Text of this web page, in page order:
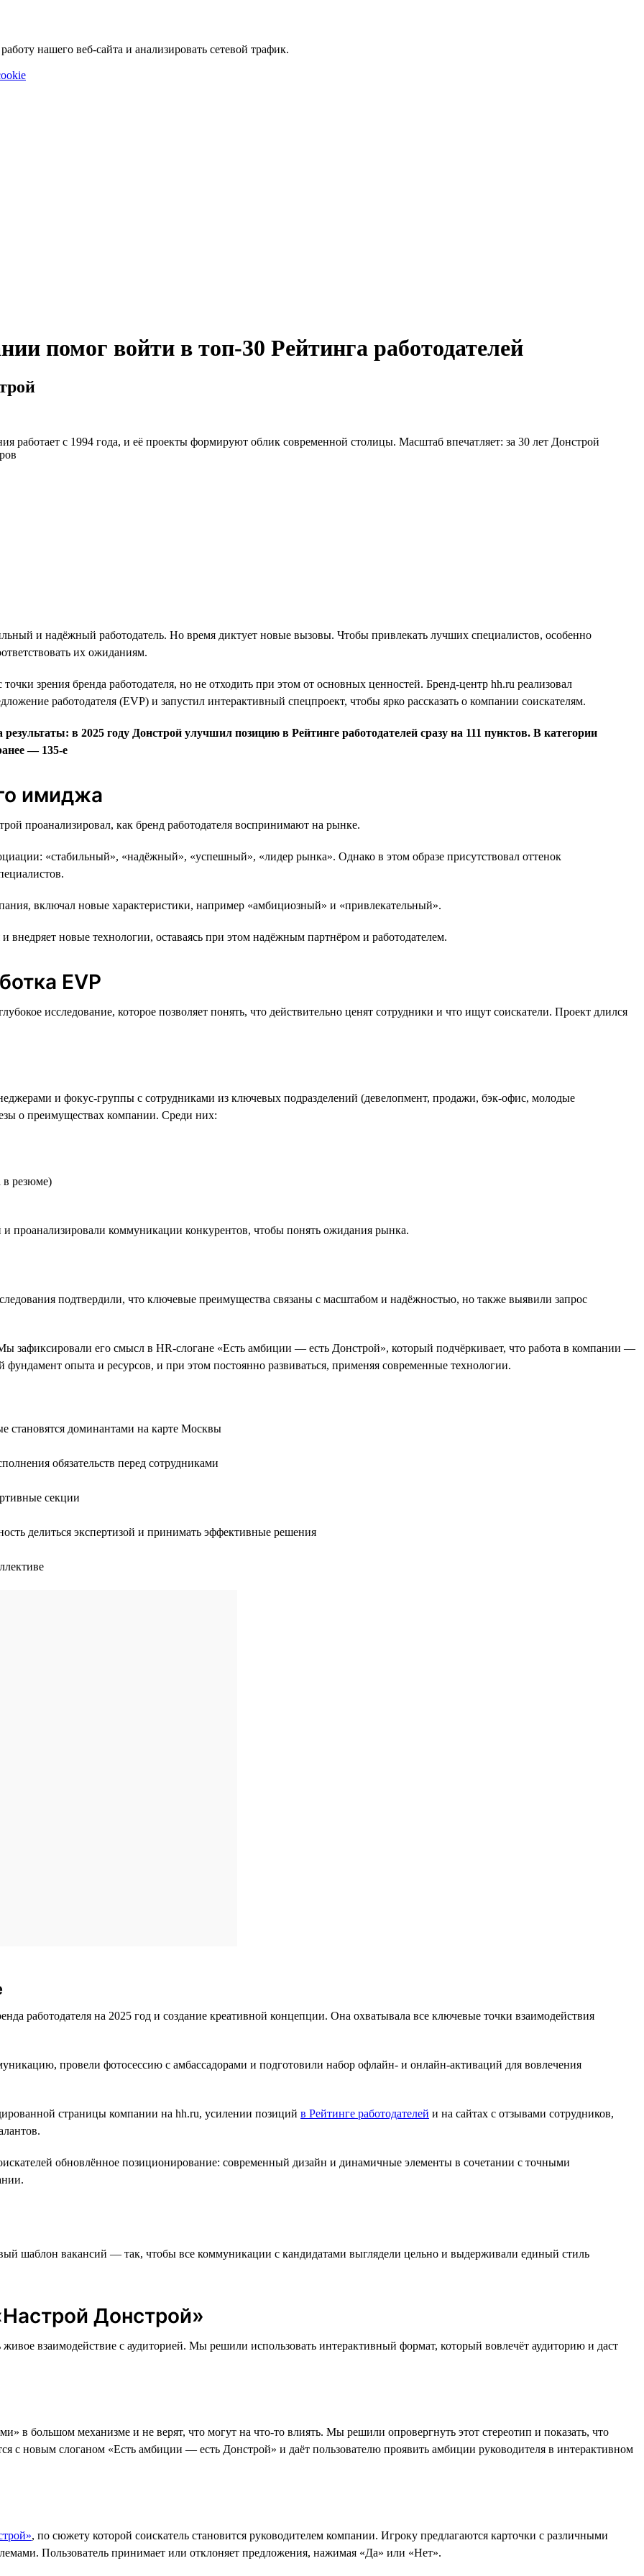
нашего веб-сайта и анализировать сетевой трафик.
помог войти в топ-30 Рейтинга работодателей
с 1994 года, и её проекты формируют облик современной столицы. Масштаб впечатляет: за 30 лет Донстрой
и надёжный работодатель. Но время диктует новые вызовы. Чтобы привлекать лучших специалистов, особенно
их ожиданиям.
зрения бренда работодателя, но не отходить при этом от основных ценностей. Бренд-центр hh.ru реализовал
работодателя (EVP) и запустил интерактивный спецпроект, чтобы ярко рассказать о компании соискателям.
в 2025 году Донстрой улучшил позицию в Рейтинге работодателей сразу на 111 пунктов. В категории
— 135-е
имиджа
проанализировал, как бренд работодателя воспринимают на рынке.
«стабильный», «надёжный», «успешный», «лидер рынка». Однако в этом образе присутствовал оттенок
включал новые характеристики, например «амбициозный» и «привлекательный».
внедряет новые технологии, оставаясь при этом надёжным партнёром и работодателем.
EVP
исследование, которое позволяет понять, что действительно ценят сотрудники и что ищут соискатели. Проект длился
и фокус-группы с сотрудниками из ключевых подразделений (девелопмент, продажи, бэк-офис, молодые
о преимуществах компании. Среди них:
в резюме)
проанализировали коммуникации конкурентов, чтобы понять ожидания рынка.
подтвердили, что ключевые преимущества связаны с масштабом и надёжностью, но также выявили запрос
зафиксировали его смысл в HR-слогане «Есть амбиции — есть Донстрой», который подчёркивает, что работа в компании —
опыта и ресурсов, и при этом постоянно развиваться, применяя современные технологии.
становятся доминантами на карте Москвы
обязательств перед сотрудниками
секции
делиться экспертизой и принимать эффективные решения
работодателя на 2025 год и создание креативной концепции. Она охватывала все ключевые точки взаимодействия
провели фотосессию с амбассадорами и подготовили набор офлайн- и онлайн-активаций для вовлечения
страницы компании на hh.ru, усилении позиций в Рейтинге работодателей и на сайтах с отзывами сотрудников,
обновлённое позиционирование: современный дизайн и динамичные элементы в сочетании с точными
шаблон вакансий — так, чтобы все коммуникации с кандидатами выглядели цельно и выдерживали единый стиль
Донстрой»
взаимодействие с аудиторией. Мы решили использовать интерактивный формат, который вовлечёт аудиторию и даст
в большом механизме и не верят, что могут на что-то влиять. Мы решили опровергнуть этот стереотип и показать, что
с новым слоганом «Есть амбиции — есть Донстрой» и даёт пользователю проявить амбиции руководителя в интерактивном
, по сюжету которой соискатель становится руководителем компании. Игроку предлагаются карточки с различными
Пользователь принимает или отклоняет предложения, нажимая «Да» или «Нет».